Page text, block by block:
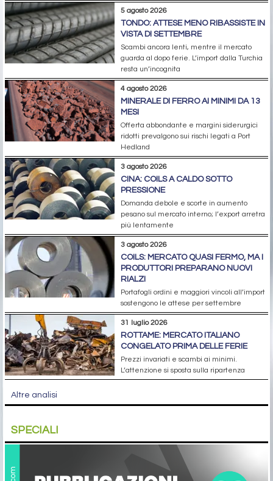
5 agosto 2026
TONDO: ATTESE MENO RIBASSISTE IN
VISTA DI SETTEMBRE
Scambi ancora lenti, mentre il mercato
guarda al dopo ferie. L’import dalla Turchia
resta un’incognita
4 agosto 2026
MINERALE DI FERRO AI MINIMI DA 13
MESI
Offerta abbondante e margini siderurgici
ridotti prevalgono sui rischi legati a Port
Hedland
3 agosto 2026
CINA: COILS A CALDO SOTTO
PRESSIONE
Domanda debole e scorte in aumento
pesano sul mercato interno; l’export arretra
più lentamente
3 agosto 2026
COILS: MERCATO QUASI FERMO, MA I
PRODUTTORI PREPARANO NUOVI
RIALZI
Portafogli ordini e maggiori vincoli all’import
sostengono le attese per settembre
31 luglio 2026
ROTTAME: MERCATO ITALIANO
CONGELATO PRIMA DELLE FERIE
Prezzi invariati e scambi ai minimi.
L’attenzione si sposta sulla ripartenza
Altre analisi
SPECIALI